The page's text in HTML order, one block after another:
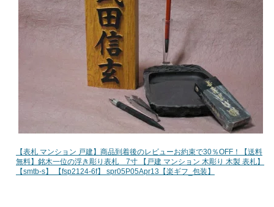
【表札 マンション 戸建】商品到着後のレビューお約束で30％OFF！【送料
無料】銘木一位の浮き彫り表札 7寸 【戸建 マンション 木彫り 木製 表札】
【smtb-s】 【fsp2124-6f】 spr05P05Apr13【楽ギフ_包装】